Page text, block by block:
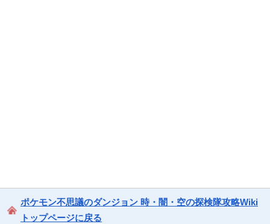
ポケモン不思議のダンジョン 時・闇・空の探検隊攻略Wiki
トップページに戻る